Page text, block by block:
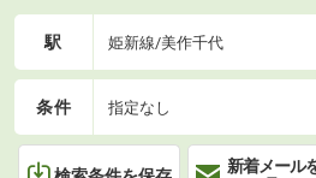
駅 姫新線/美作千代
条件 指定なし
新着メール